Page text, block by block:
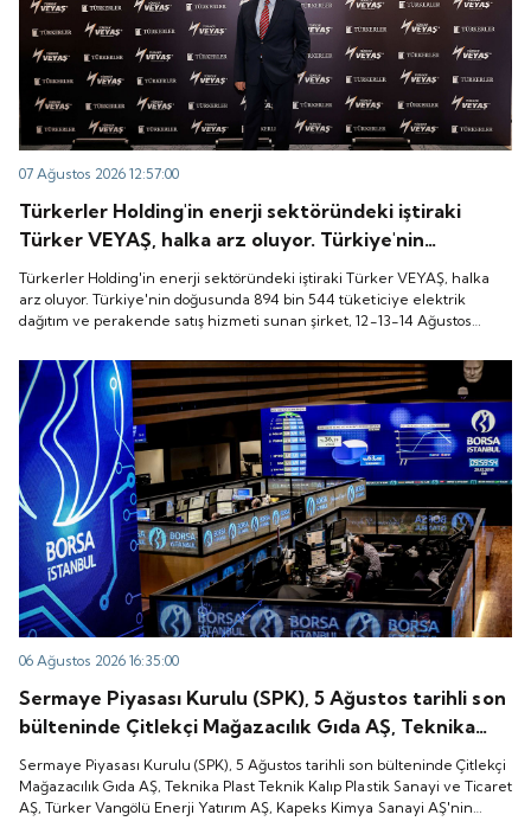
07 Ağustos 2026 12:57:00
Türkerler Holding'in enerji sektöründeki iştiraki
Türker VEYAŞ, halka arz oluyor. Türkiye'nin
doğusunda 894 bin 544 tüketiciye elektrik dağıtım
ve perakende satış hizmeti sunan şirket, 12-13-14
Ağustos tarihleri arasında pay başına 136 TL fiyatla
Türkerler Holding'in enerji sektöründeki iştiraki Türker VEYAŞ, halka
arz oluyor. Türkiye'nin doğusunda 894 bin 544 tüketiciye elektrik
dağıtım ve perakende satış hizmeti sunan şirket, 12-13-14 Ağustos
06 Ağustos 2026 16:35:00
Sermaye Piyasası Kurulu (SPK), 5 Ağustos tarihli son
bülteninde Çitlekçi Mağazacılık Gıda AŞ, Teknika
Plast Teknik Kalıp Plastik Sanayi ve Ticaret AŞ,
Türker Vangölü Enerji Yatırım AŞ, Kapeks Kimya
Sanayi AŞ'nin halka arzlarına onay verdiği duyurdu.
Sermaye Piyasası Kurulu (SPK), 5 Ağustos tarihli son bülteninde Çitlekçi
Mağazacılık Gıda AŞ, Teknika Plast Teknik Kalıp Plastik Sanayi ve Ticaret
AŞ, Türker Vangölü Enerji Yatırım AŞ, Kapeks Kimya Sanayi AŞ'nin